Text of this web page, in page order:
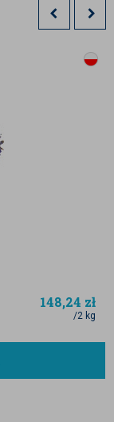
148,24 zł
/2 kg